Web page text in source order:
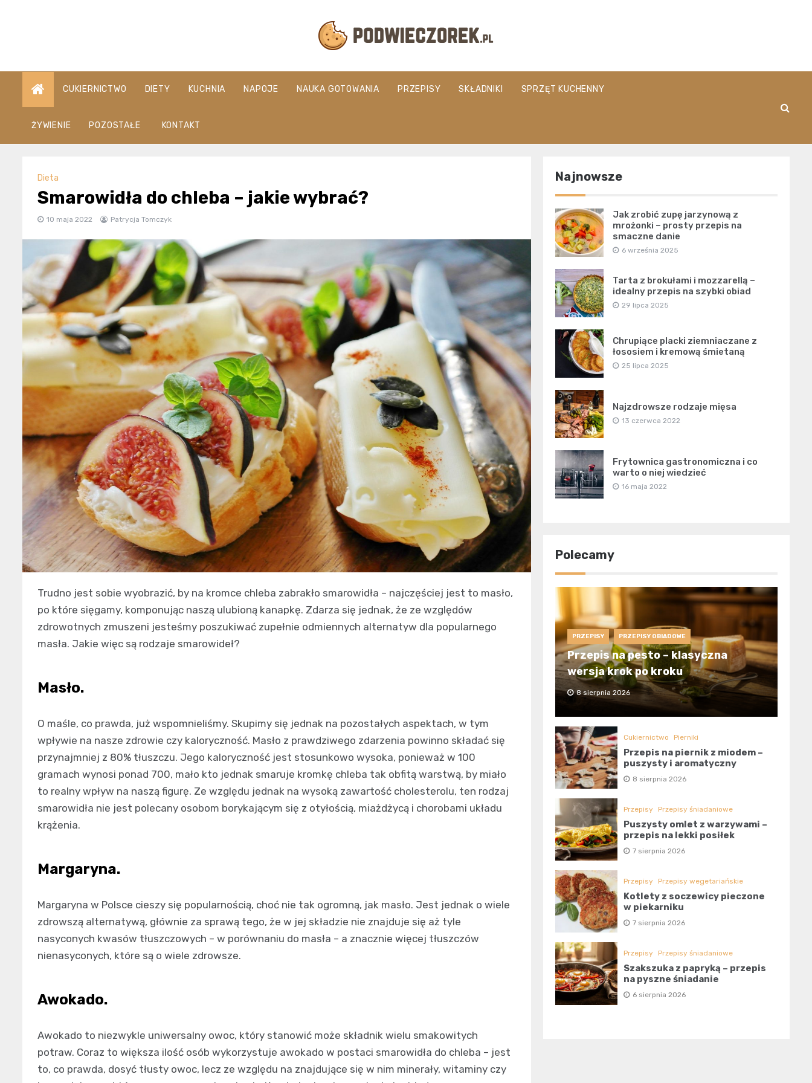
Podwieczorek.pl
CUKIERNICTWO DIETY KUCHNIA NAPOJE NAUKA GOTOWANIA PRZEPISY SKŁADNIKI SPRZĘT KUCHENNY
ŻYWIENIE POZOSTAŁE KONTAKT
Dieta
Smarowidła do chleba – jakie wybrać?
10 maja 2022 Patrycja Tomczyk
Trudno jest sobie wyobrazić, by na kromce chleba zabrakło smarowidła – najczęściej jest to masło,
po które sięgamy, komponując naszą ulubioną kanapkę. Zdarza się jednak, że ze względów
zdrowotnych zmuszeni jesteśmy poszukiwać zupełnie odmiennych alternatyw dla popularnego
masła. Jakie więc są rodzaje smarowideł?
Masło.
O maśle, co prawda, już wspomnieliśmy. Skupimy się jednak na pozostałych aspektach, w tym
wpływie na nasze zdrowie czy kaloryczność. Masło z prawdziwego zdarzenia powinno składać się
przynajmniej z 80% tłuszczu. Jego kaloryczność jest stosunkowo wysoka, ponieważ w 100
gramach wynosi ponad 700, mało kto jednak smaruje kromkę chleba tak obfitą warstwą, by miało
to realny wpływ na naszą figurę. Ze względu jednak na wysoką zawartość cholesterolu, ten rodzaj
smarowidła nie jest polecany osobom borykającym się z otyłością, miażdżycą i chorobami układu
krążenia.
Margaryna.
Margaryna w Polsce cieszy się popularnością, choć nie tak ogromną, jak masło. Jest jednak o wiele
zdrowszą alternatywą, głównie za sprawą tego, że w jej składzie nie znajduje się aż tyle
nasyconych kwasów tłuszczowych – w porównaniu do masła – a znacznie więcej tłuszczów
nienasyconych, które są o wiele zdrowsze.
Awokado.
Awokado to niezwykle uniwersalny owoc, który stanowić może składnik wielu smakowitych
potraw. Coraz to większa ilość osób wykorzystuje awokado w postaci smarowidła do chleba – jest
to, co prawda, dosyć tłusty owoc, lecz ze względu na znajdujące się w nim minerały, witaminy czy
Najnowsze
Jak zrobić zupę jarzynową z
mrożonki – prosty przepis na
smaczne danie
6 września 2025
Tarta z brokułami i mozzarellą –
idealny przepis na szybki obiad
29 lipca 2025
Chrupiące placki ziemniaczane z
łososiem i kremową śmietaną
25 lipca 2025
Najzdrowsze rodzaje mięsa
13 czerwca 2022
Frytownica gastronomiczna i co
warto o niej wiedzieć
16 maja 2022
Polecamy
PRZEPISY PRZEPISY OBIADOWE
Przepis na pesto – klasyczna
wersja krok po kroku
8 sierpnia 2026
Cukiernictwo Pierniki
Przepis na piernik z miodem –
puszysty i aromatyczny
8 sierpnia 2026
Przepisy Przepisy śniadaniowe
Puszysty omlet z warzywami –
przepis na lekki posiłek
7 sierpnia 2026
Przepisy Przepisy wegetariańskie
Kotlety z soczewicy pieczone
w piekarniku
7 sierpnia 2026
Przepisy Przepisy śniadaniowe
Szakszuka z papryką – przepis
na pyszne śniadanie
6 sierpnia 2026